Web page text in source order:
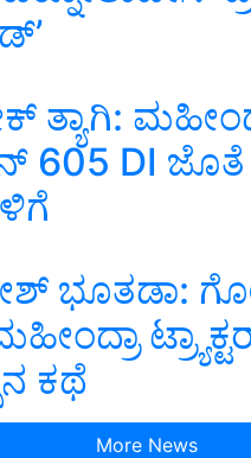
ತ್ಯಾಗಿ:
605 DI
ಭೂತಡಾ:
ಕಥೆ
More News